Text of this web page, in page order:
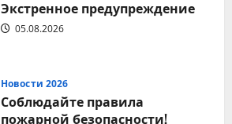
04.08.2026